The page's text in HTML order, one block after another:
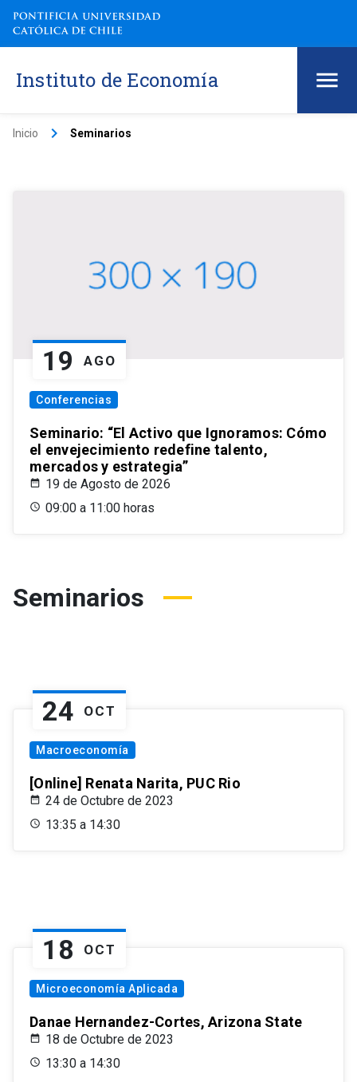
Instituto de Economía
Inicio keyboard_arrow_right Seminarios
19 AGO
Conferencias
Seminario: “El Activo que Ignoramos: Cómo
el envejecimiento redefine talento,
mercados y estrategia”
19 de Agosto de 2026
09:00 a 11:00 horas
Seminarios
24 OCT
Macroeconomía
[Online] Renata Narita, PUC Rio
24 de Octubre de 2023
13:35 a 14:30
18 OCT
Microeconomía Aplicada
Danae Hernandez-Cortes, Arizona State
18 de Octubre de 2023
13:30 a 14:30